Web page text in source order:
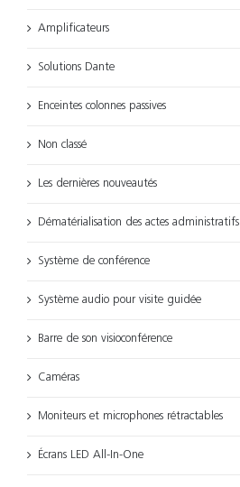
Amplificateurs
Solutions Dante
Enceintes colonnes passives
Non classé
Les dernières nouveautés
Dématérialisation des actes administratifs
Système de conférence
Système audio pour visite guidée
Barre de son visioconférence
Caméras
Moniteurs et microphones rétractables
Écrans LED All-In-One